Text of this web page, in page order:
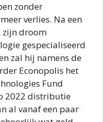
zonder
verlies. Na een
zijn droom
gespecialiseerd
zal hij namens de
Econopolis het
Fund
2022 distributie
al vanaf een paar